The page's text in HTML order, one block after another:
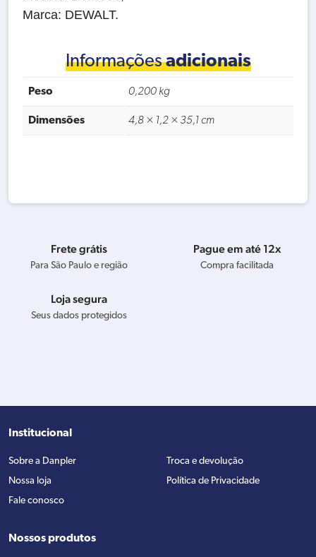
Marca: DEWALT.
Informaçõesadicionais
Peso 0,200 kg
Dimensões 4,8 × 1,2 × 35,1 cm
Frete grátis
Para São Paulo e região
Pague em até 12x
Compra facilitada
Loja segura
Seus dados protegidos
Institucional
Sobre a Danpler
Nossa loja
Fale conosco
Troca e devolução
Política de Privacidade
Nossos produtos